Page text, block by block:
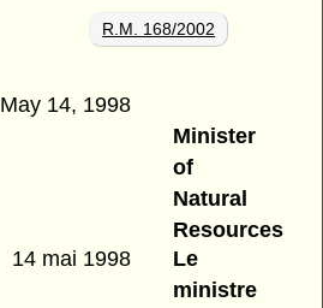
R.M. 168/2002
May 14, 1998
Minister
of
Natural
Resources
14 mai 1998
Le
ministre